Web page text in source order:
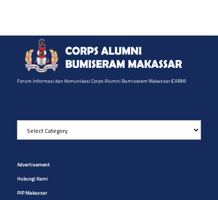
Forum Informasi dan Komunikasi Corps Alumni Bumiseram Makassar (CABM)
Pilih
Artikel
yg
Advertisement
Hubungi Kami
PIP Makassar